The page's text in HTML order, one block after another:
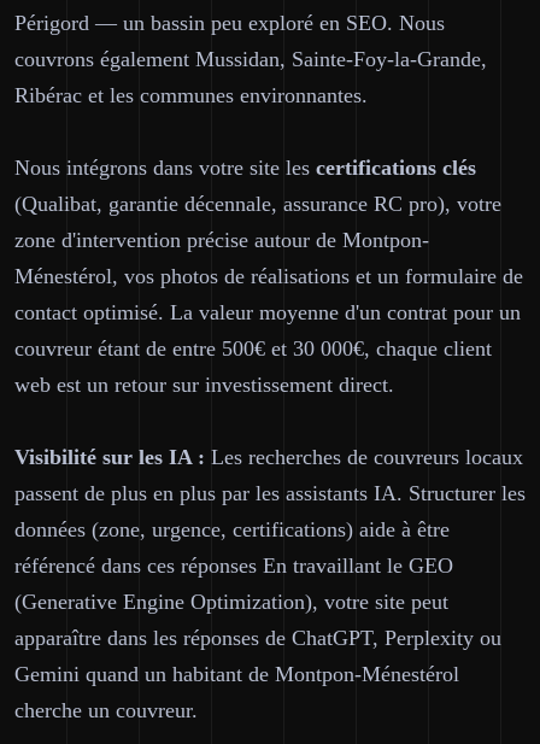
Périgord — un bassin peu exploré en SEO. Nous
couvrons également Mussidan, Sainte-Foy-la-Grande,
Ribérac et les communes environnantes.
Nous intégrons dans votre site les certifications clés
(Qualibat, garantie décennale, assurance RC pro), votre
zone d'intervention précise autour de Montpon-
Ménestérol, vos photos de réalisations et un formulaire de
contact optimisé. La valeur moyenne d'un contrat pour un
couvreur étant de entre 500€ et 30 000€, chaque client
web est un retour sur investissement direct.
Visibilité sur les IA : Les recherches de couvreurs locaux
passent de plus en plus par les assistants IA. Structurer les
données (zone, urgence, certifications) aide à être
référencé dans ces réponses En travaillant le GEO
(Generative Engine Optimization), votre site peut
apparaître dans les réponses de ChatGPT, Perplexity ou
Gemini quand un habitant de Montpon-Ménestérol
cherche un couvreur.